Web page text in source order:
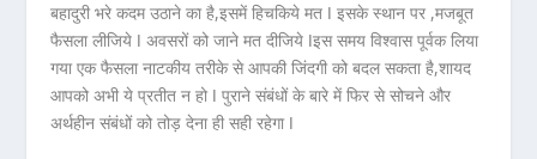
बहादुरी भरे कदम उठाने का है,इसमें हिचकिये मत ǀ इसके स्थान पर ,मजबूत
फैसला लीजिये ǀ अवसरों को जाने मत दीजिये ǀइस समय विश्वास पूर्वक लिया
गया एक फैसला नाटकीय तरीके से आपकी जिंदगी को बदल सकता है,शायद
आपको अभी ये प्रतीत न हो ǀ पुराने संबंधों के बारे में फिर से सोचने और
अर्थहीन संबंधों को तोड़ देना ही सही रहेगा ǀ